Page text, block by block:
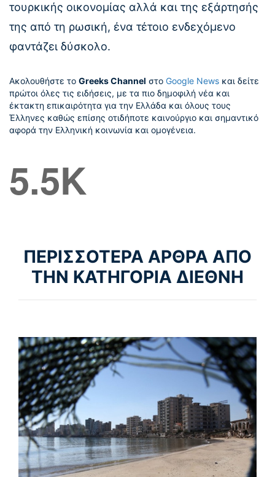
τουρκικής οικονομίας αλλά και της εξάρτησής
της από τη ρωσική, ένα τέτοιο ενδεχόμενο
φαντάζει δύσκολο.
Ακολουθήστε το Greeks Channel στο Google News και δείτε
πρώτοι όλες τις ειδήσεις, με τα πιο δημοφιλή νέα και
έκτακτη επικαιρότητα για την Ελλάδα και όλους τους
Έλληνες καθώς επίσης οτιδήποτε καινούργιο και σημαντικό
αφορά την Ελληνική κοινωνία και ομογένεια.
5.5K
ΠΕΡΙΣΣΟΤΕΡΑ ΑΡΘΡΑ ΑΠΟ
ΤΗΝ ΚΑΤΗΓΟΡΙΑ ΔΙΕΘΝΗ